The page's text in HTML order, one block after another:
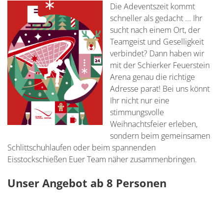
Die Adeventszeit kommt
schneller als gedacht ... Ihr
sucht nach einem Ort, der
Teamgeist und Geselligkeit
verbindet? Dann haben wir
mit der Schierker Feuerstein
Arena genau die richtige
Adresse parat! Bei uns könnt
Ihr nicht nur eine
stimmungsvolle
Weihnachtsfeier erleben,
sondern beim gemeinsamen
Schlittschuhlaufen oder beim spannenden
Eisstockschießen Euer Team näher zusammenbringen.
Unser Angebot ab 8 Personen